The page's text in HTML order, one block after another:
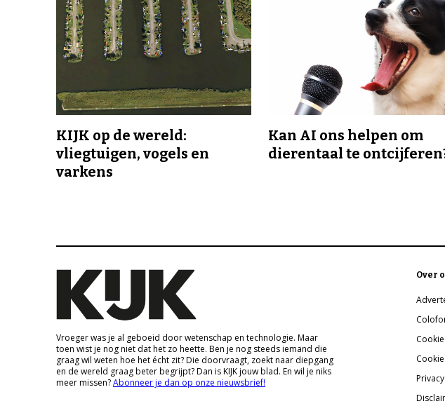
KIJK op de wereld:
vliegtuigen, vogels en
varkens
Kan AI ons helpen om
dierentaal te
Vroeger was je al geboeid door wetenschap en technologie. Maar
toen wist je nog niet dat het zo heette. Ben je nog steeds iemand die
graag wil weten hoe het écht zit? Die doorvraagt, zoekt naar diepgang
en de wereld graag beter begrijpt? Dan is KIJK jouw blad. En wil je niks
meer missen?Abonneer je dan op onze nieuwsbrief!
Over